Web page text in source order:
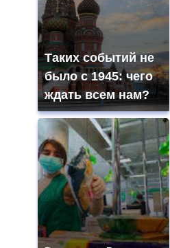
Таких событий не
было с 1945: чего
ждать всем нам?